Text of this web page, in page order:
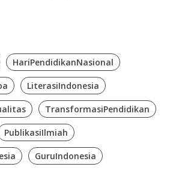
HariPendidikanNasional
LiterasiIndonesia
TransformasiPendidikan
PublikasiIlmiah
GuruIndonesia